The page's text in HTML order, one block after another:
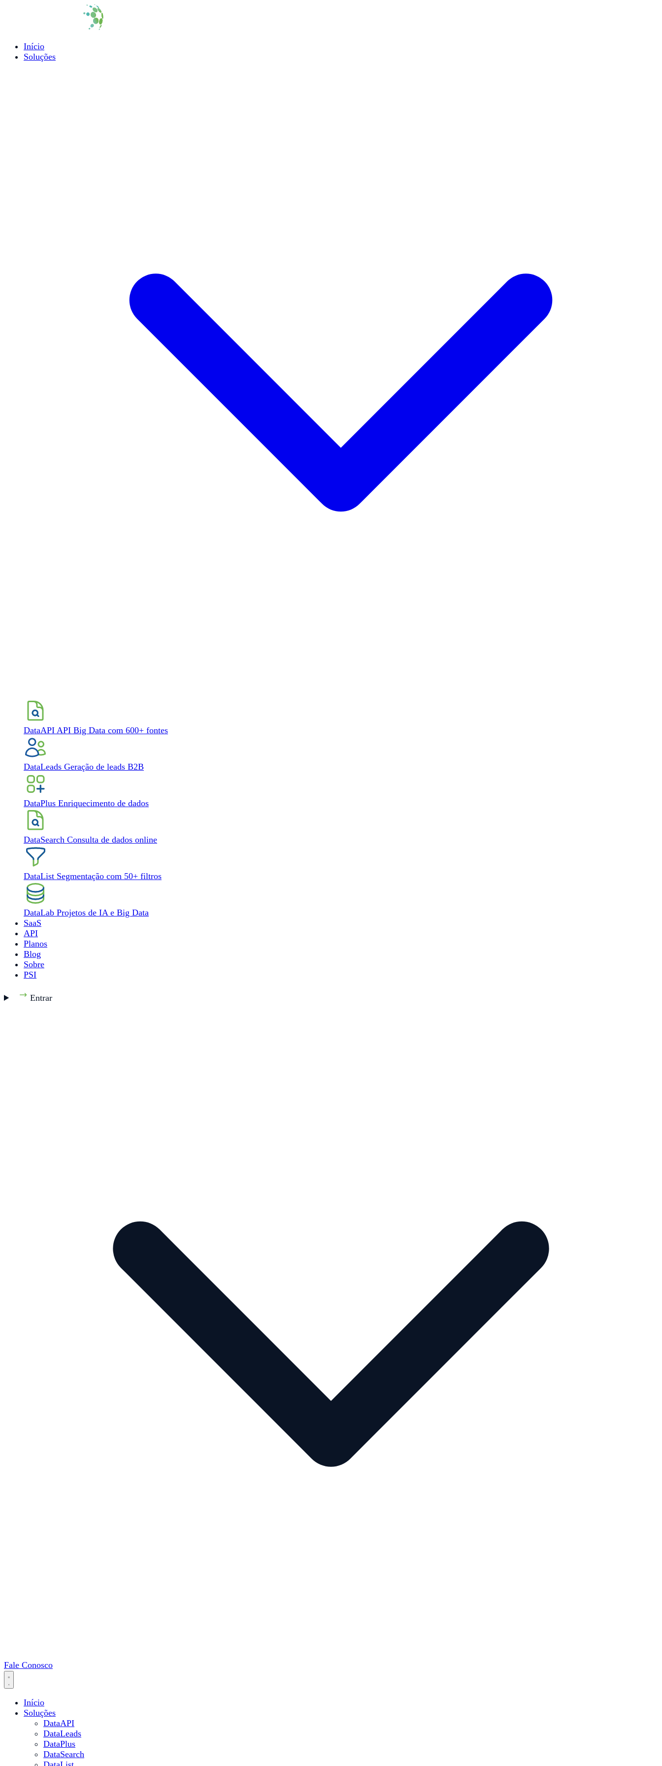
Início
Soluções
DataAPI API Big Data com 600+ fontes
DataLeads Geração de leads B2B
DataPlus Enriquecimento de dados
DataSearch Consulta de dados online
DataList Segmentação com 50+ filtros
DataLab Projetos de IA e Big Data
SaaS
API
Planos
Blog
Sobre
PSI
Entrar
Fale Conosco
Início
Soluções
DataAPI
DataLeads
DataPlus
DataSearch